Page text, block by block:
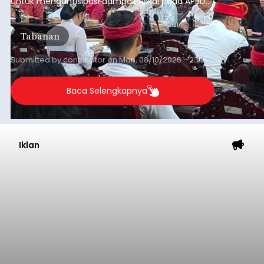
2027.
Tabanan
Submitted bycontributoronMon, 08/10/2026 - 23:16
Baca Selengkapnya
Iklan